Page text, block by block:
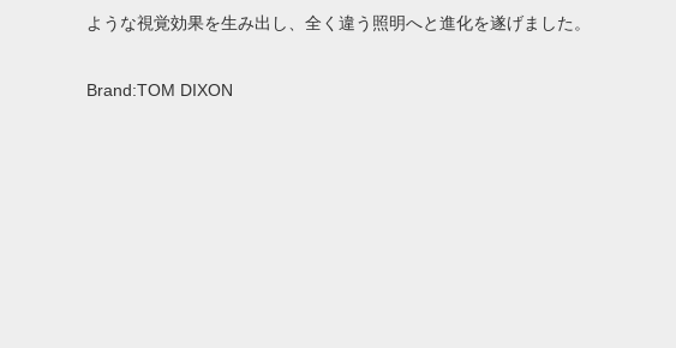
ような視覚効果を生み出し、全く違う照明へと進化を遂げました。
Brand:TOM DIXON